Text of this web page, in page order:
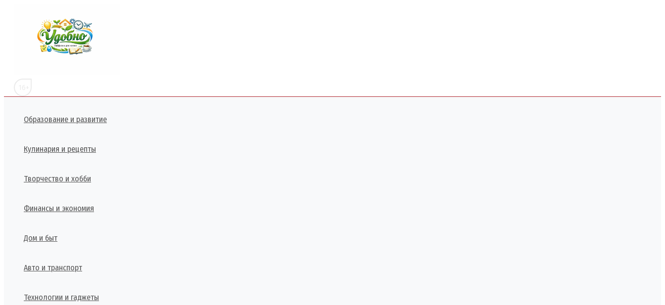
содержимому
Образование и развитие
Кулинария и рецепты
Творчество и хобби
Финансы и экономия
Дом и быт
Авто и транспорт
Технологии и гаджеты